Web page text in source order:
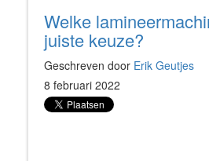
Welke
juiste keuze?
Geschreven door Erik Geutjes
8 februari 2022